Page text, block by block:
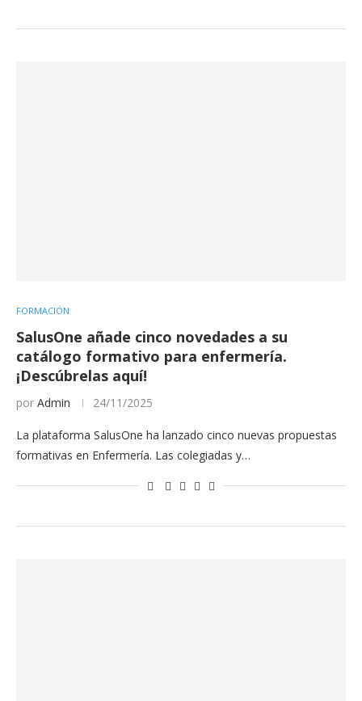
FORMACIÓN
SalusOne añade cinco novedades a su
catálogo formativo para enfermería.
¡Descúbrelas aquí!
por Admin 24/11/2025
La plataforma SalusOne ha lanzado cinco nuevas propuestas
formativas en Enfermería. Las colegiadas y…